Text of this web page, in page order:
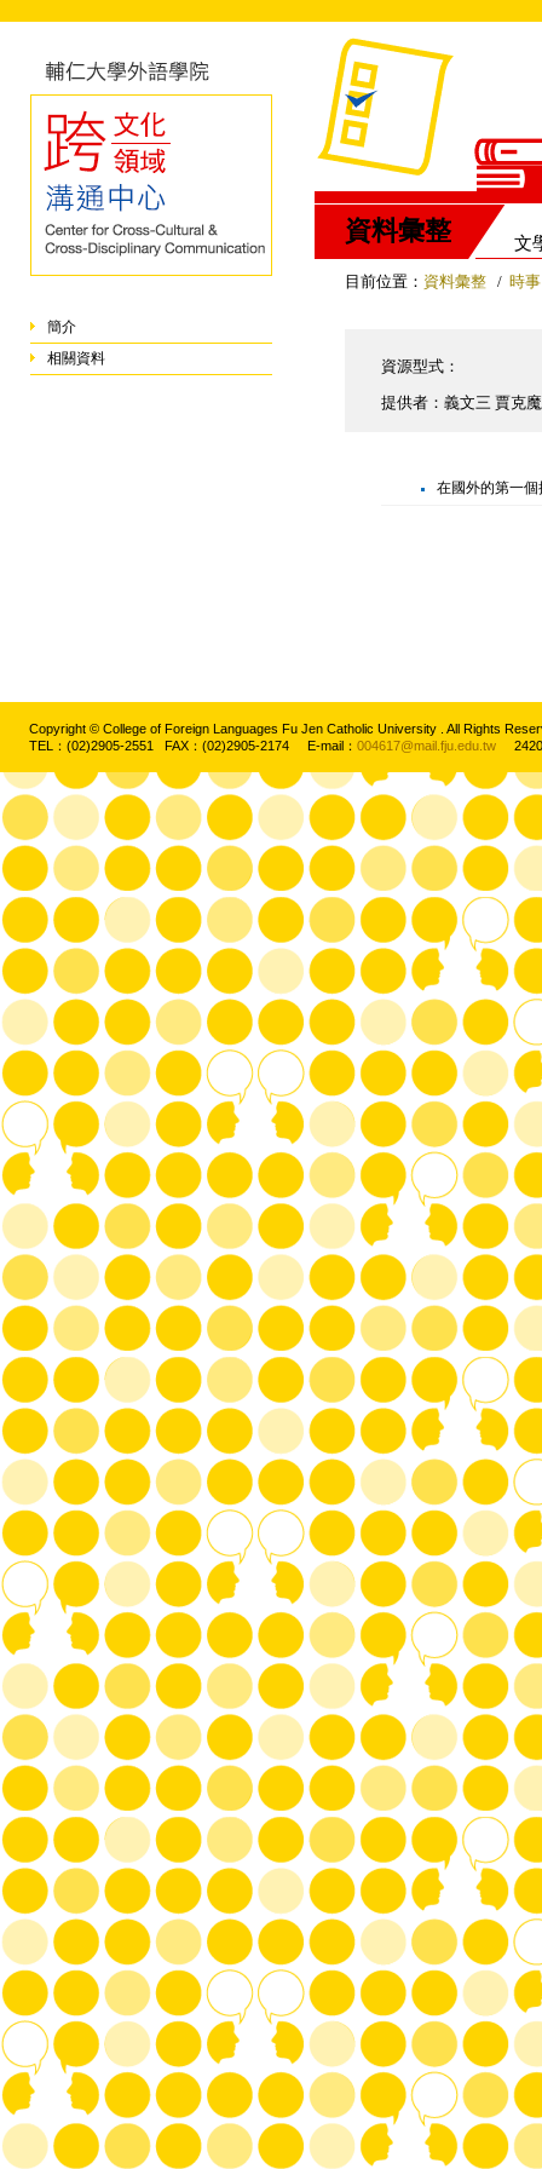
簡介
相關資料
資料彙整 文
目前位置： 資料彙整 / 時
資源型式：
提供者：義文三 賈克
在國外的第一個
Copyright © College of Foreign Languages Fu Jen Catholic University . All Rights
TEL：(02)2905-2551 FAX：(02)2905-2174 E-mail： 004617@mail.fju.edu.tw